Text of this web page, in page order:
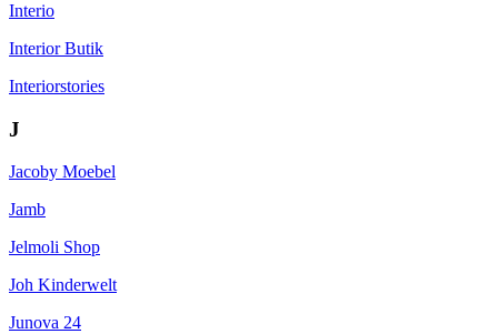
Interio
Interior Butik
Interiorstories
J
Jacoby Moebel
Jamb
Jelmoli Shop
Joh Kinderwelt
Junova 24